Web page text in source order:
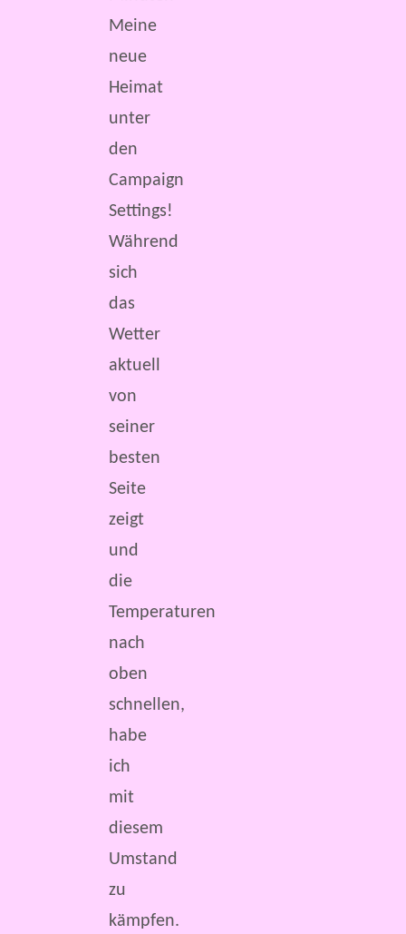
Meine
neue
Heimat
unter
den
Campaign
Settings!
Während
sich
das
Wetter
aktuell
von
seiner
besten
Seite
zeigt
und
die
Temperaturen
nach
oben
schnellen,
habe
ich
mit
diesem
Umstand
zu
kämpfen.